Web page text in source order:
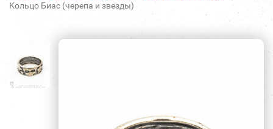
Кольцо Биас (черепа и звезды)